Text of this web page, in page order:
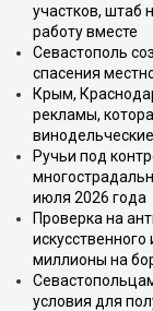
участков, штаб
работу вместе
Севастополь
спасения
Крым,
рекламы,
Ручьи под
июля 2026 года
Проверка на
искусственного
миллионы на
условия для